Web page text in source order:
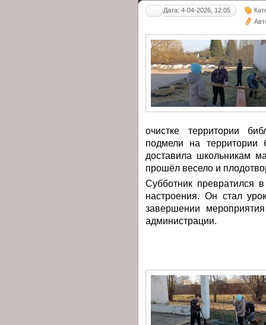
Дата: 4-04-2026, 12:05
очистке территории
подмели на территории
доставила школьникам
прошёл весело и
Субботник превратился
настроения. Он стал
завершении
администрации.